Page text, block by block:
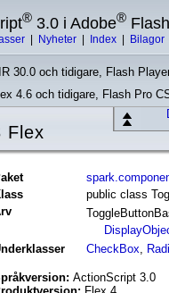
® 3.0 i Adobe® Flash
Nyheter Index Bilagor
30.0 och tidigare, Flash
4.6 och tidigare, Flash Pro
Flex
public class
CheckBox,
ActionScript 3.0